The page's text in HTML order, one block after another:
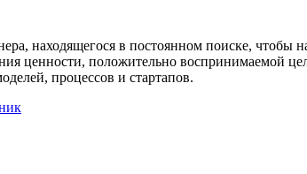
находящегося в постоянном поиске,
ценности, положительно воспринимаемой
процессов и стартапов.